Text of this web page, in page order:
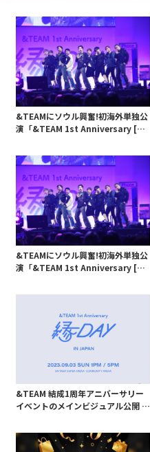
&TEAMにソウル興奮!初海外単独公
演「&TEAM 1st Anniversary [縁
&TEAMにソウル興奮!初海外単独公
演「&TEAM 1st Anniversary [縁
&TEAM 結成1周年アニバーサリー
イベントのメインビジュアル公開 公